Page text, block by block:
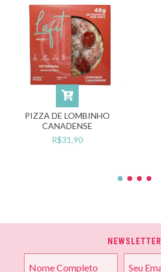
PIZZA DE LOMBINHO
CANADENSE
R$31,90
NEWSLETTER